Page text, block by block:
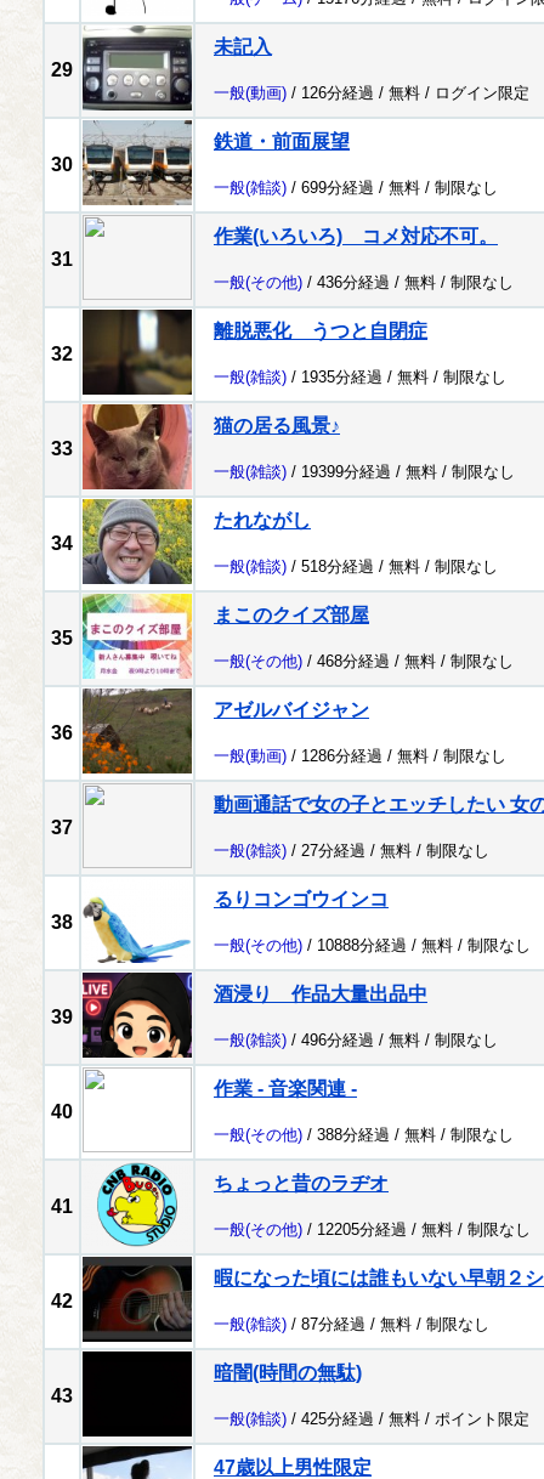
29
未記入
一般(動画) / 126分経過 / 無料 / ログイン限定
30
鉄道・前面展望
一般(雑談) / 699分経過 / 無料 / 制限なし
31
作業(いろいろ) コメ対応不可。
一般(その他) / 436分経過 / 無料 / 制限なし
32
離脱悪化 うつと自閉症
一般(雑談) / 1935分経過 / 無料 / 制限なし
33
猫の居る風景♪
一般(雑談) / 19399分経過 / 無料 / 制限なし
34
たれながし
一般(雑談) / 518分経過 / 無料 / 制限なし
35
まこのクイズ部屋
一般(その他) / 468分経過 / 無料 / 制限なし
36
アゼルバイジャン
一般(動画) / 1286分経過 / 無料 / 制限なし
37
動画通話で女の子とエッチしたい 女
一般(雑談) / 27分経過 / 無料 / 制限なし
38
るりコンゴウインコ
一般(その他) / 10888分経過 / 無料 / 制限なし
39
酒浸り 作品大量出品中
一般(雑談) / 496分経過 / 無料 / 制限なし
40
作業 - 音楽関連 -
一般(その他) / 388分経過 / 無料 / 制限なし
41
ちょっと昔のラヂオ
一般(その他) / 12205分経過 / 無料 / 制限なし
42
暇になった頃には誰もいない早朝２
一般(雑談) / 87分経過 / 無料 / 制限なし
43
暗闇(時間の無駄)
一般(雑談) / 425分経過 / 無料 / ポイント限定
47歳以上男性限定